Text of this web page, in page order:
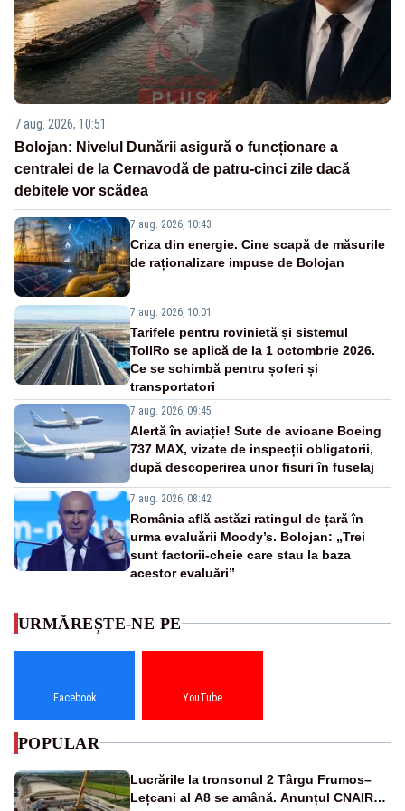
7 aug. 2026, 10:51
Bolojan: Nivelul Dunării asigură o funcționare a
centralei de la Cernavodă de patru-cinci zile dacă
debitele vor scădea
7 aug. 2026, 10:43
Criza din energie. Cine scapă de măsurile
de raționalizare impuse de Bolojan
7 aug. 2026, 10:01
Tarifele pentru rovinietă și sistemul
TollRo se aplică de la 1 octombrie 2026.
Ce se schimbă pentru șoferi și
transportatori
7 aug. 2026, 09:45
Alertă în aviație! Sute de avioane Boeing
737 MAX, vizate de inspecții obligatorii,
după descoperirea unor fisuri în fuselaj
7 aug. 2026, 08:42
România află astăzi ratingul de țară în
urma evaluării Moody’s. Bolojan: „Trei
sunt factorii-cheie care stau la baza
acestor evaluări”
URMĂREȘTE-NE PE
Facebook YouTube
POPULAR
Lucrările la tronsonul 2 Târgu Frumos–
Lețcani al A8 se amână. Anunțul CNAIR